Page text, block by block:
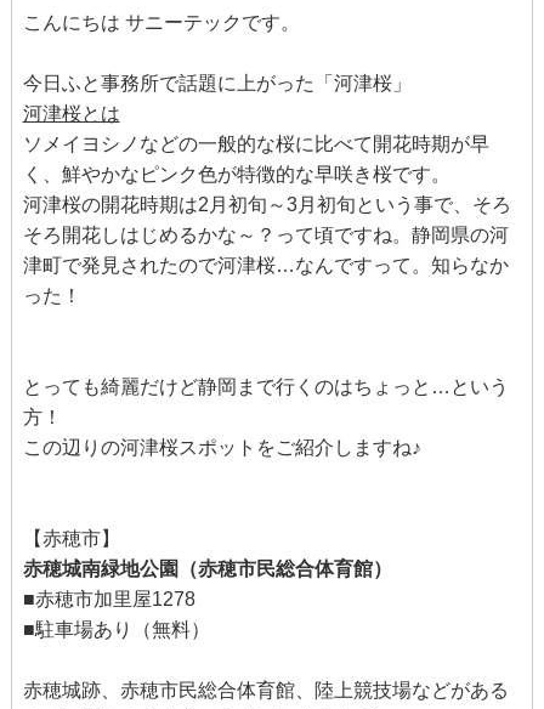
こんにちは サニーテックです。
今日ふと事務所で話題に上がった「河津桜」
河津桜とは
ソメイヨシノなどの一般的な桜に比べて開花時期が早
く、鮮やかなピンク色が特徴的な早咲き桜です。
河津桜の開花時期は2月初旬～3月初旬という事で、そろ
そろ開花しはじめるかな～？って頃ですね。静岡県の河
津町で発見されたので河津桜…なんですって。知らなか
った！
とっても綺麗だけど静岡まで行くのはちょっと…という
方！
この辺りの河津桜スポットをご紹介しますね♪
【赤穂市】
赤穂城南緑地公園（赤穂市民総合体育館）
■赤穂市加里屋1278
■駐車場あり（無料）
赤穂城跡、赤穂市民総合体育館、陸上競技場などがある